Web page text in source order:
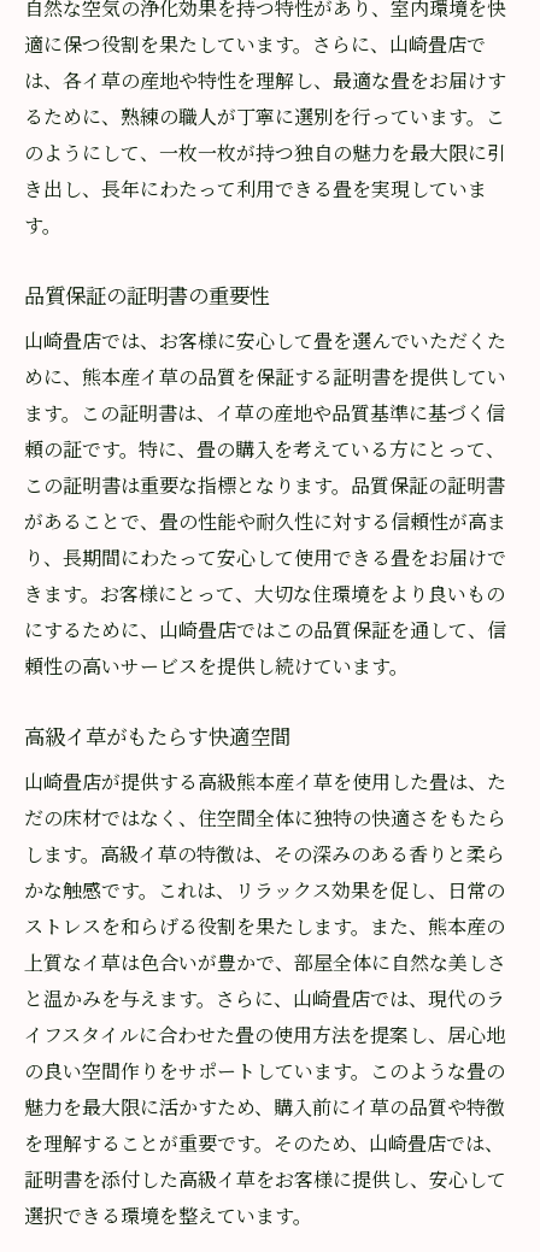
自然な空気の浄化効果を持つ特性があり、室内環境を快
適に保つ役割を果たしています。さらに、山崎畳店で
は、各イ草の産地や特性を理解し、最適な畳をお届けす
るために、熟練の職人が丁寧に選別を行っています。こ
のようにして、一枚一枚が持つ独自の魅力を最大限に引
き出し、長年にわたって利用できる畳を実現していま
す。
品質保証の証明書の重要性
山崎畳店では、お客様に安心して畳を選んでいただくた
めに、熊本産イ草の品質を保証する証明書を提供してい
ます。この証明書は、イ草の産地や品質基準に基づく信
頼の証です。特に、畳の購入を考えている方にとって、
この証明書は重要な指標となります。品質保証の証明書
があることで、畳の性能や耐久性に対する信頼性が高ま
り、長期間にわたって安心して使用できる畳をお届けで
きます。お客様にとって、大切な住環境をより良いもの
にするために、山崎畳店ではこの品質保証を通して、信
頼性の高いサービスを提供し続けています。
高級イ草がもたらす快適空間
山崎畳店が提供する高級熊本産イ草を使用した畳は、た
だの床材ではなく、住空間全体に独特の快適さをもたら
します。高級イ草の特徴は、その深みのある香りと柔ら
かな触感です。これは、リラックス効果を促し、日常の
ストレスを和らげる役割を果たします。また、熊本産の
上質なイ草は色合いが豊かで、部屋全体に自然な美しさ
と温かみを与えます。さらに、山崎畳店では、現代のラ
イフスタイルに合わせた畳の使用方法を提案し、居心地
の良い空間作りをサポートしています。このような畳の
魅力を最大限に活かすため、購入前にイ草の品質や特徴
を理解することが重要です。そのため、山崎畳店では、
証明書を添付した高級イ草をお客様に提供し、安心して
選択できる環境を整えています。